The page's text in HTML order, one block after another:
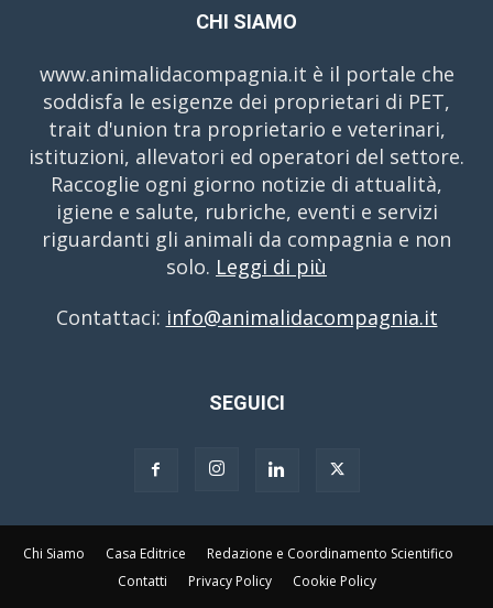
CHI SIAMO
www.animalidacompagnia.it è il portale che
soddisfa le esigenze dei proprietari di PET,
trait d'union tra proprietario e veterinari,
istituzioni, allevatori ed operatori del settore.
Raccoglie ogni giorno notizie di attualità,
igiene e salute, rubriche, eventi e servizi
riguardanti gli animali da compagnia e non
solo. Leggi di più
Contattaci: info@animalidacompagnia.it
SEGUICI
Chi Siamo Casa Editrice
Redazione e Coordinamento Scientifico
Contatti
Privacy Policy Cookie Policy